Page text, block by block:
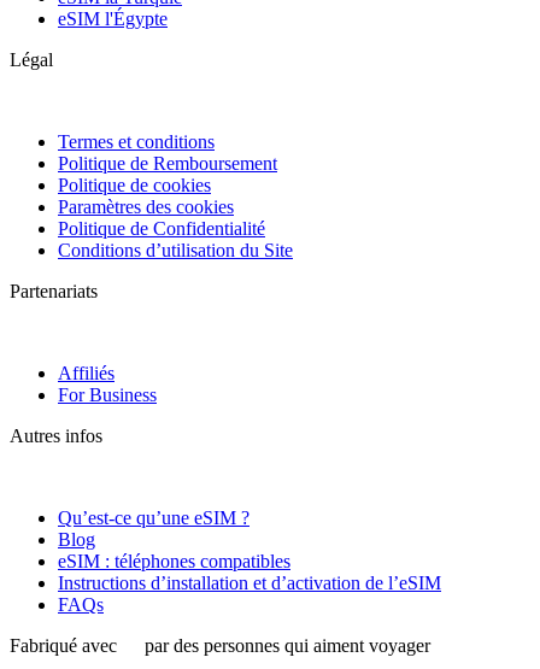
eSIM l'Égypte
Légal
Termes et conditions
Politique de Remboursement
Politique de cookies
Paramètres des cookies
Politique de Confidentialité
Conditions d’utilisation du Site
Partenariats
Affiliés
For Business
Autres infos
Qu’est-ce qu’une eSIM ?
Blog
eSIM : téléphones compatibles
Instructions d’installation et d’activation de l’eSIM
FAQs
Fabriqué avec
par des personnes qui aiment voyager